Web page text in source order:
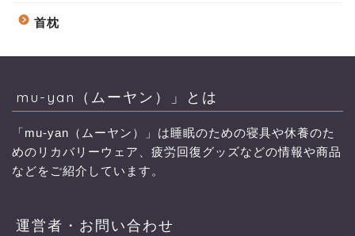
首枕
mu-yan（ムーヤン）」とは
「mu-yan（ムーヤン）」は睡眠のための寝具や休養のた
めのリカバリーウェア、疲労回復グッズなどの情報や商品
などをご紹介しています。
運営者・お問い合わせ